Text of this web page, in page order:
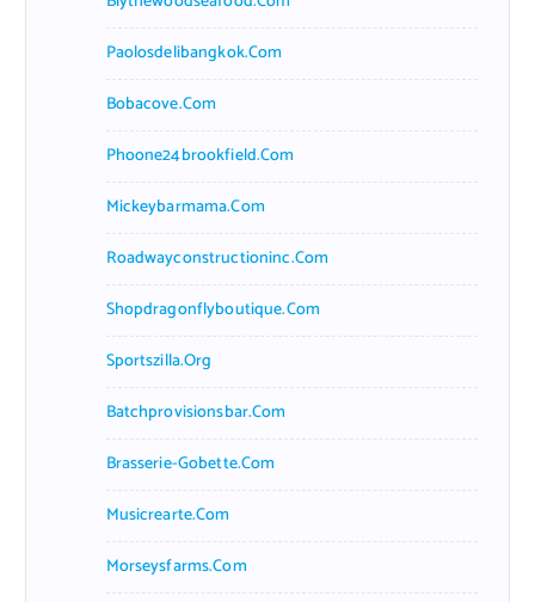
Paolosdelibangkok.com
Bobacove.com
Phoone24brookfield.com
Mickeybarmama.com
Roadwayconstructioninc.com
Shopdragonflyboutique.com
Sportszilla.org
Batchprovisionsbar.com
Brasserie-Gobette.com
Musicrearte.com
Morseysfarms.com